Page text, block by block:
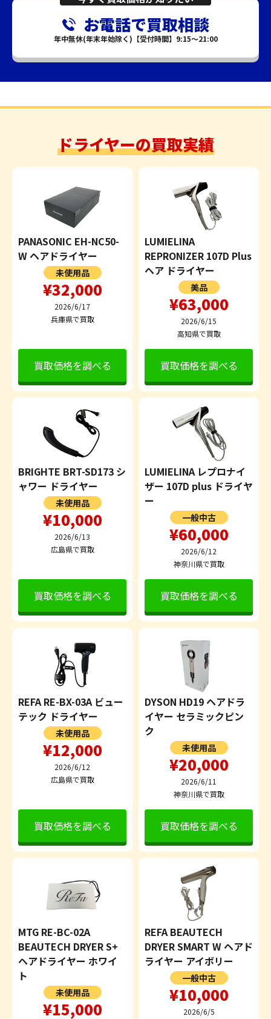
お電話で買取相談
年中無休(年末年始除く)【受付時間】9:15～21:00
ドライヤーの買取実績
PANASONIC EH-NC50-
W ヘアドライヤー
未使用品
¥32,000
2026/6/17
兵庫県で買取
買取価格を調べる
LUMIELINA
REPRONIZER 107D Plus
ヘア ドライヤー
美品
¥63,000
2026/6/15
高知県で買取
買取価格を調べる
BRIGHTE BRT-SD173 シ
ャワー ドライヤー
未使用品
¥10,000
2026/6/13
広島県で買取
買取価格を調べる
LUMIELINA レプロナイ
ザー 107D plus ドライヤ
ー
一般中古
¥60,000
2026/6/12
神奈川県で買取
買取価格を調べる
REFA RE-BX-03A ビュー
テック ドライヤー
未使用品
¥12,000
2026/6/12
広島県で買取
買取価格を調べる
DYSON HD19 ヘアドラ
イヤー セラミックピン
ク
未使用品
¥20,000
2026/6/11
神奈川県で買取
買取価格を調べる
MTG RE-BC-02A
BEAUTECH DRYER S+
ヘアドライヤー ホワイ
ト
未使用品
¥15,000
REFA BEAUTECH
DRYER SMART W ヘアド
ライヤー アイボリー
一般中古
¥10,000
2026/6/5